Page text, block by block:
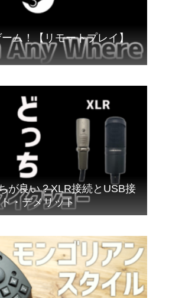
ム！【リモートプレイ】
が良い？XLR接続とUSB接
・デメリット